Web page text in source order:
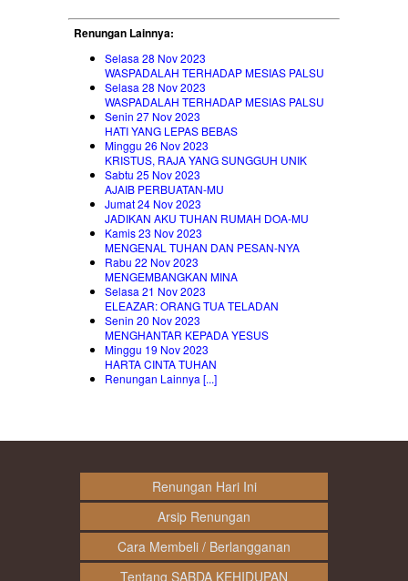
Renungan Lainnya:
Selasa 28 Nov 2023
WASPADALAH TERHADAP MESIAS PALSU
Selasa 28 Nov 2023
WASPADALAH TERHADAP MESIAS PALSU
Senin 27 Nov 2023
HATI YANG LEPAS BEBAS
Minggu 26 Nov 2023
KRISTUS, RAJA YANG SUNGGUH UNIK
Sabtu 25 Nov 2023
AJAIB PERBUATAN-MU
Jumat 24 Nov 2023
JADIKAN AKU TUHAN RUMAH DOA-MU
Kamis 23 Nov 2023
MENGENAL TUHAN DAN PESAN-NYA
Rabu 22 Nov 2023
MENGEMBANGKAN MINA
Selasa 21 Nov 2023
ELEAZAR: ORANG TUA TELADAN
Senin 20 Nov 2023
MENGHANTAR KEPADA YESUS
Minggu 19 Nov 2023
HARTA CINTA TUHAN
Renungan Lainnya [...]
Renungan Hari Ini
Arsip Renungan
Cara Membeli / Berlangganan
Tentang SABDA KEHIDUPAN